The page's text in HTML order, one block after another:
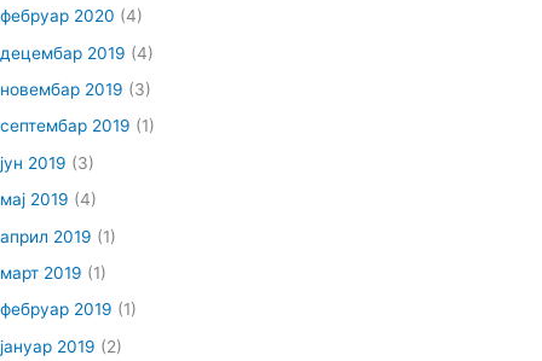
фебруар 2020 (4)
децембар 2019 (4)
новембар 2019 (3)
септембар 2019 (1)
јун 2019 (3)
мај 2019 (4)
април 2019 (1)
март 2019 (1)
фебруар 2019 (1)
јануар 2019 (2)